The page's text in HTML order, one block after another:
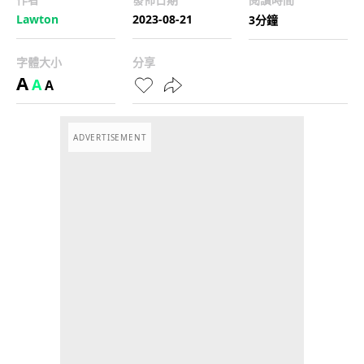
Lawton
2023-08-21
3分鐘
字體大小
AAA
分享
ADVERTISEMENT